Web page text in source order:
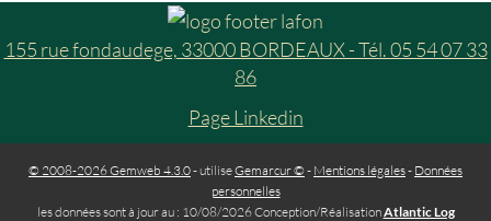
155 rue fondaudege, 33000 BORDEAUX - Tél. 05 54 07 33
86
Page Linkedin
© 2008-2026 Gemweb 4.3.0- utiliseGemarcur © - Mentions légales- Données
personnelles
les données sont à jour au : 10/08/2026 Conception/RéalisationAtlantic Log